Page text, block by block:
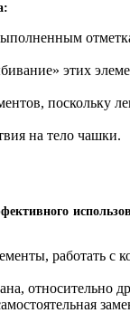
этих
поскольку
на тело чашки.
работать с
относительно